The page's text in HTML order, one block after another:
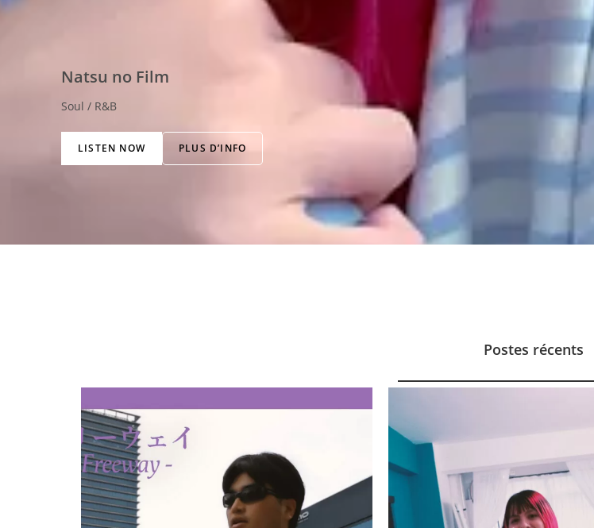
Natsu no Film
Soul / R&B
LISTEN NOW PLUS D’INFO
Postes récents